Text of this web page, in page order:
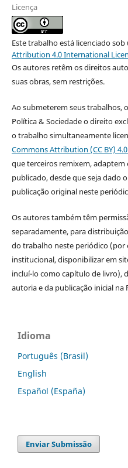
Licença
Este trabalho está licenciado sob
Attribution 4.0 International
Os autores retêm os direitos
suas obras, sem restrições.
Ao submeterem seus trabalhos,
Política & Sociedade o direito
o trabalho simultaneamente
Commons Attribution (CC BY)
que terceiros remixem,
publicado, desde que seja dado
publicação original neste
Os autores também têm
separadamente, para
do trabalho neste periódico
institucional, disponibilizar em
incluí-lo como capítulo de livro),
autoria e da publicação inicial na
Idioma
Português (Brasil)
English
Español (España)
Enviar Submissão